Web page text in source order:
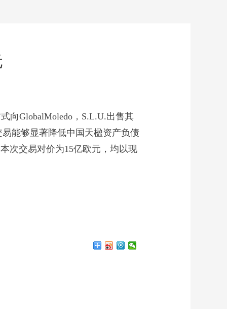
向GlobalMoledo，S.L.U.出售其
易能够显著降低中国天楹资产负债
次交易对价为15亿欧元，均以现